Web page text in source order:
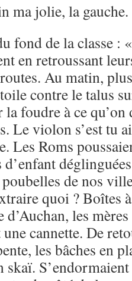
ma jolie, la gauche.
fond de la classe :
en retroussant
Au matin,
contre le talus
la foudre à ce
Le violon s’est tu
Les Roms
d’enfant
de nos
quoi ? Boîtes
d’Auchan, les
cannette. De
les bâches en
skaï.